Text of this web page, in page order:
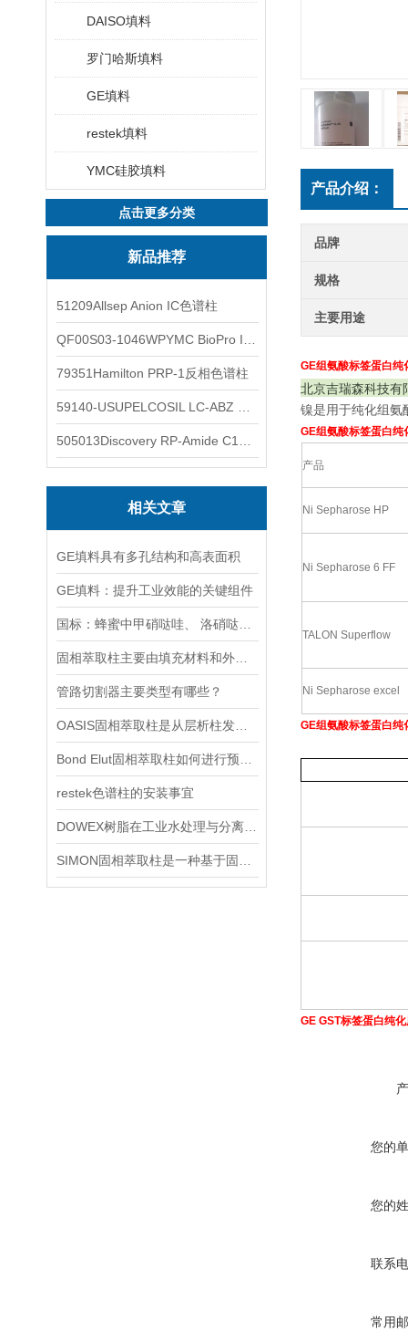
DAISO填料
罗门哈斯填料
GE填料
restek填料
YMC硅胶填料
点击更多分类
新品推荐
51209Allsep Anion IC色谱柱
79351Hamilton PRP-1反相色谱柱
相关文章
GE填料具有多孔结构和高表面积
GE填料：提升工业效能的关键组件
管路切割器主要类型有哪些？
restek色谱柱的安装事宜
产品介绍：
品牌
规格
主要用途
GE组氨酸标签蛋白纯
北京吉瑞森科技有
镍是用于纯化组氨
GE组氨酸标签蛋白纯
产品
Ni Sepharose HP
Ni Sepharose 6 FF
TALON Superflow
Ni Sepharose excel
GE组氨酸标签蛋白纯
GE GST标签蛋白纯
您的
您的
联系
常用